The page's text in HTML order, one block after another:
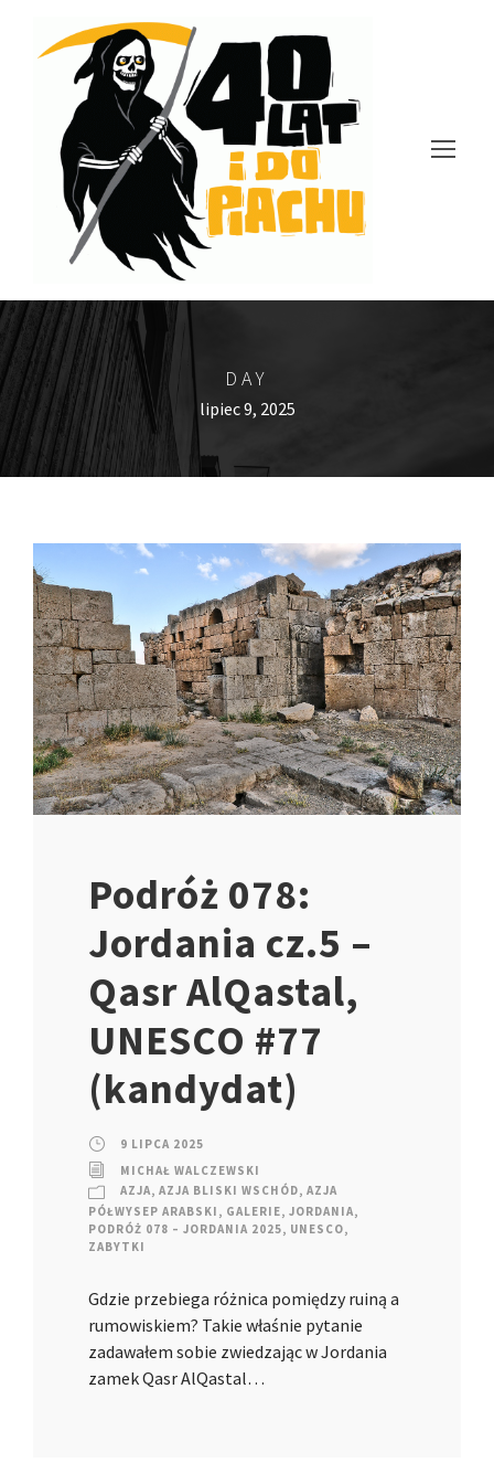
DAY
lipiec 9, 2025
Podróż 078:
Jordania cz.5 –
Qasr AlQastal,
UNESCO #77
(kandydat)
9 LIPCA 2025
MICHAŁ WALCZEWSKI
AZJA, AZJA BLISKI WSCHÓD, AZJA
PÓŁWYSEP ARABSKI , GALERIE, JORDANIA,
PODRÓŻ 078 – JORDANIA 2025, UNESCO,
ZABYTKI
Gdzie przebiega różnica pomiędzy ruiną a
rumowiskiem? Takie właśnie pytanie
zadawałem sobie zwiedzając w Jordania
zamek Qasr AlQastal…